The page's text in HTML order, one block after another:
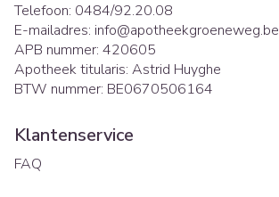
Telefoon: 0484/92.20.08
E-mailadres: info@apotheekgroeneweg.be
APB nummer: 420605
Apotheek titularis: Astrid Huyghe
BTW nummer: BE0670506164
Klantenservice
FAQ